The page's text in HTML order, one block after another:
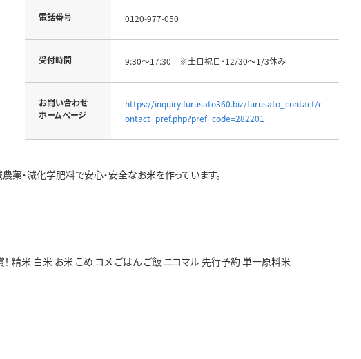
電話番号 0120-977-050
受付時間 9:30～17:30 ※土日祝日・12/30～1/3休み
お問い合わせ
ホームページ
https://inquiry.furusato360.biz/furusato_contact/c
ontact_pref.php?pref_code=282201
・減化学肥料で安心・安全なお米を作っています。
精米 白米 お米 こめ コメ ごはん ご飯 ニコマル 先行予約 単一原料米